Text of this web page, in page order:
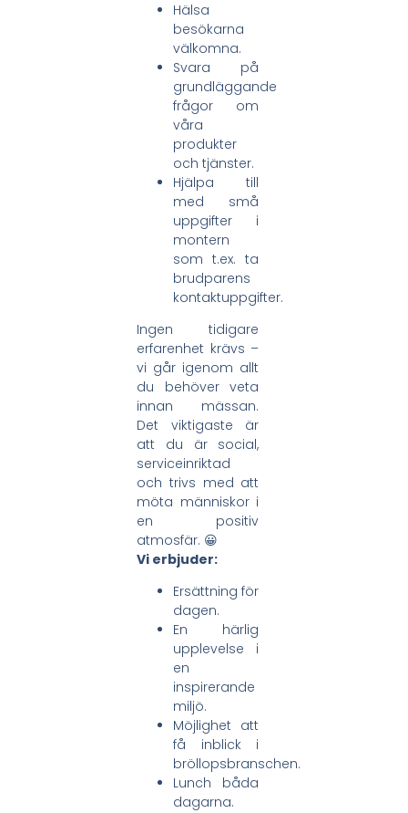
Hälsa
besökarna
välkomna.
Svara på
grundläggande
frågor om
våra
produkter
och tjänster.
Hjälpa till
med små
uppgifter i
montern
som t.ex. ta
brudparens
kontaktuppgifter.
Ingen tidigare
erfarenhet krävs –
vi går igenom allt
du behöver veta
innan mässan.
Det viktigaste är
att du är social,
serviceinriktad
och trivs med att
möta människor i
en positiv
atmosfär. 😀
Vi erbjuder:
Ersättning för
dagen.
En härlig
upplevelse i
en
inspirerande
miljö.
Möjlighet att
få inblick i
bröllopsbranschen.
Lunch båda
dagarna.